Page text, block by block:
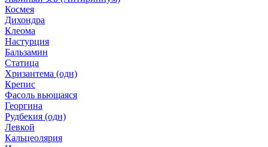
Космея
Дихондра
Клеома
Настурция
Бальзамин
Статица
Хризантема (одн)
Крепис
Фасоль вьющаяся
Георгина
Рудбекия (одн)
Левкой
Кальцеолярия